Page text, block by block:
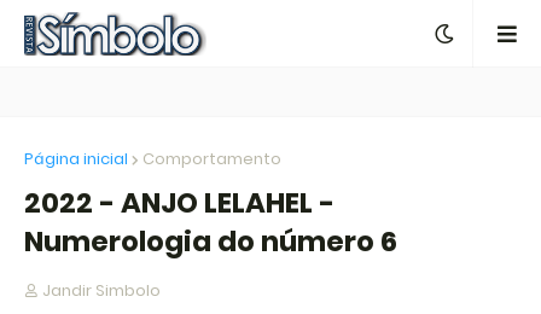
Página inicial Comportamento
2022 - ANJO LELAHEL -
Numerologia do número 6
Jandir Simbolo